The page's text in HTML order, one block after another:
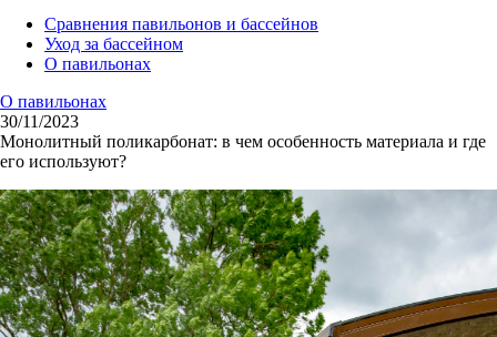
Сравнения павильонов и бассейнов
Уход за бассейном
О павильонах
О павильонах
30/11/2023
Монолитный поликарбонат: в чем особенность материала и где
его используют?